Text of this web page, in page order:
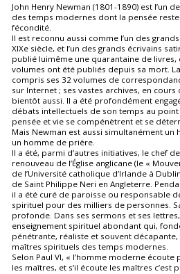
John Henry Newman (1801-1890) est l’un
des temps modernes dont la pensée
fécondité.
Il est reconnu aussi comme l’un des
XIXe siècle, et l’un des grands écrivains
publié luimême une quarantaine de livres,
volumes ont été publiés depuis sa mort.
compris ses 32 volumes de
sur Internet ; ses vastes archives, en
bientôt aussi. Il a été profondément
débats intellectuels de son temps au point
pensée et vie se compénètrent et se
Mais Newman est aussi simultanément un
un homme de prière.
Il a été, parmi d’autres initiatives, le chef
renouveau de l’Église anglicane (le «
de l’Université catholique d’Irlande à
de Saint Philippe Neri en Angleterre.
il a été curé de paroisse ou responsable
spirituel pour des milliers de personnes.
profonde. Dans ses sermons et ses
enseignement spirituel abondant qui,
pénétrante, réaliste et souvent décapante,
maîtres spirituels des temps modernes.
Selon Paul VI, « l’homme moderne
les maîtres, et s’il écoute les maîtres c’est